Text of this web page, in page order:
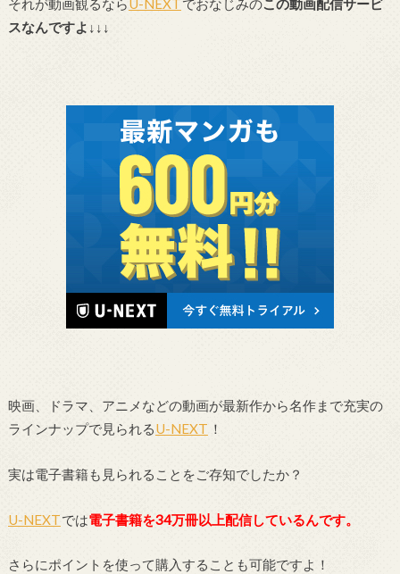
それが動画観るならU-NEXTでおなじみのこの動画配信サービ
スなんですよ↓↓↓
映画、ドラマ、アニメなどの動画が最新作から名作まで充実の
ラインナップで見られるU-NEXT ！
実は電子書籍も見られることをご存知でしたか？
U-NEXTでは電子書籍を34万冊以上配信しているんです。
さらにポイントを使って購入することも可能ですよ！